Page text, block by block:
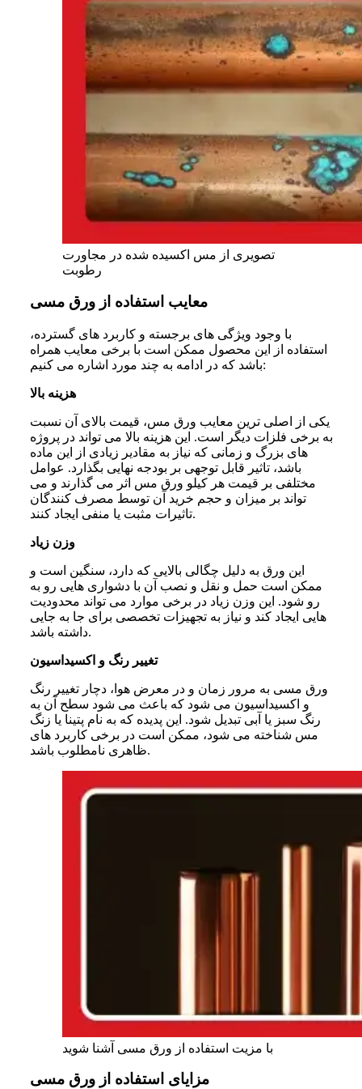
تصویری از مس اکسیده شده در مجاورت
رطوبت
معایب استفاده از ورق مسی
با وجود ویژگی‌ های برجسته و کاربرد های گسترده،
استفاده از این محصول ممکن است با برخی معایب همراه
باشد که در ادامه به چند مورد اشاره می‌ کنیم:
هزینه بالا
یکی از اصلی‌ ترین معایب ورق مس، قیمت بالای آن نسبت
به برخی فلزات دیگر است. این هزینه بالا می‌ تواند در پروژه‌
های بزرگ و زمانی که نیاز به مقادیر زیادی از این ماده
باشد، تاثیر قابل‌ توجهی بر بودجه نهایی بگذارد. عوامل
مختلفی بر قیمت هر کیلو ورق مس اثر می‌ گذارند و می
تواند بر میزان و حجم خرید آن توسط مصرف کنندگان
تاثیرات مثبت یا منفی ایجاد کنند.
وزن زیاد
این ورق به دلیل چگالی بالایی که دارد، سنگین است و
ممکن است حمل و نقل و نصب آن با دشواری هایی رو به
رو شود. این وزن زیاد در برخی موارد می‌ تواند محدودیت‌
هایی ایجاد کند و نیاز به تجهیزات تخصصی برای جا به‌ جایی
داشته باشد.
تغییر رنگ و اکسیداسیون
ورق مسی به مرور زمان و در معرض هوا، دچار تغییر رنگ
و اکسیداسیون می‌ شود که باعث می‌ شود سطح آن به
رنگ سبز یا آبی تبدیل شود. این پدیده که به نام پتینا یا زنگ
مس شناخته می‌ شود، ممکن است در برخی کاربرد های
ظاهری نامطلوب باشد.
با مزیت استفاده از ورق مسی آشنا شوید
مزایای استفاده از ورق مسی